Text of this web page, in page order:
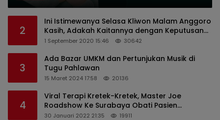
2
Ini Istimewanya Selasa Kliwon Malam Anggoro
Kasih, Adakah Kaitannya dengan Keputusan
PDIP?
1 September 2020 15:46 30642
3
Ada Bazar UMKM dan Pertunjukan Musik di
Tugu Pahlawan
15 Maret 2024 17:58 20136
4
Viral Terapi Kretek-Kretek, Master Joe
Roadshow Ke Surabaya Obati Pasien
Sekaligus Edukasi Masyarakat
30 Januari 2022 21:35 19911